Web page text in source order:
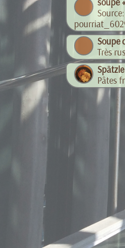
soupe
Soupe
Très
Spätzle
Pâtes